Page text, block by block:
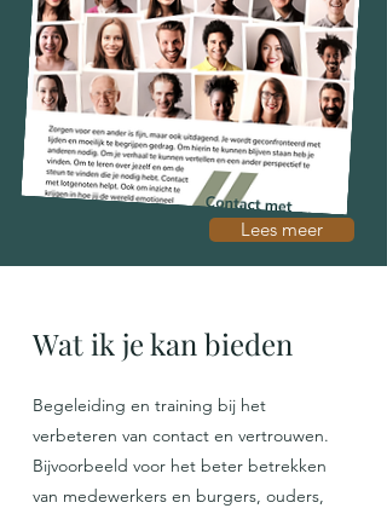
Lees meer
Wat ik je kan bieden
Begeleiding en training bij het
verbeteren van contact en vertrouwen.
Bijvoorbeeld voor het beter betrekken
van medewerkers en burgers, ouders,